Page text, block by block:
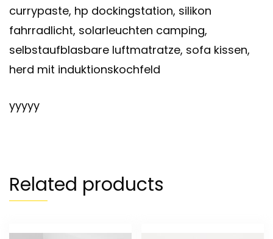
currypaste, hp dockingstation, silikon
fahrradlicht, solarleuchten camping,
selbstaufblasbare luftmatratze, sofa kissen,
herd mit induktionskochfeld
yyyyy
Related products